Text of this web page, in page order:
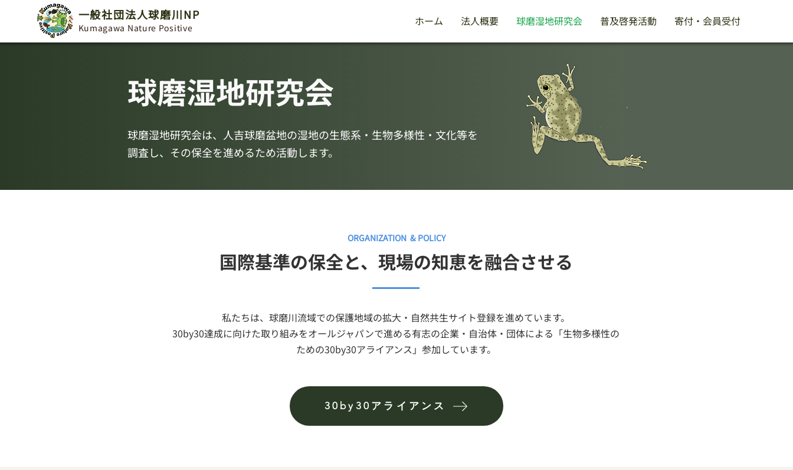
一般社団法人球磨川NP
Kumagawa Nature Positive ホーム 法人概要 球磨湿地研究会 普及啓発活動 寄付・会員受付
球磨湿地研究会
球磨湿地研究会は、人吉球磨盆地の湿地の生態系・生物多様性・文化等を
調査し、その保全を進めるため活動します。
ORGANIZATION & POLICY
​国際基準の保全と、現場の知恵を融合させる
私たちは、球磨川流域での保護地域の拡大・自然共生サイト登録を進めています。
30by30達成に向けた取り組みをオールジャパンで進める有志の企業・自治体・団体による「生物多様性の
ための30by30アライアンス」参加しています。
30by30アライアンス